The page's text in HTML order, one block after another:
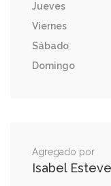
Jueves
Viernes
Sábado
Domingo
Agregado por
Isabel